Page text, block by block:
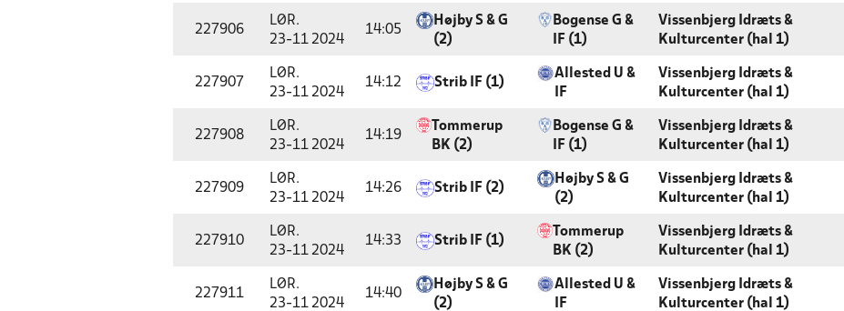
227906
LØR.
23-11 2024
14:05
Højby S & G
(2)
Bogense G &
IF (1)
Vissenbjerg Idræts &
Kulturcenter (hal 1)
227907
LØR.
23-11 2024
14:12 Strib IF (1)
Allested U &
IF
Vissenbjerg Idræts &
Kulturcenter (hal 1)
227908
LØR.
23-11 2024
14:19
Tommerup
BK (2)
Bogense G &
IF (1)
Vissenbjerg Idræts &
Kulturcenter (hal 1)
227909
LØR.
23-11 2024
14:26 Strib IF (2)
Højby S & G
(2)
Vissenbjerg Idræts &
Kulturcenter (hal 1)
227910
LØR.
23-11 2024
14:33 Strib IF (1)
Tommerup
BK (2)
Vissenbjerg Idræts &
Kulturcenter (hal 1)
227911
LØR.
23-11 2024
14:40
Højby S & G
(2)
Allested U &
IF
Vissenbjerg Idræts &
Kulturcenter (hal 1)